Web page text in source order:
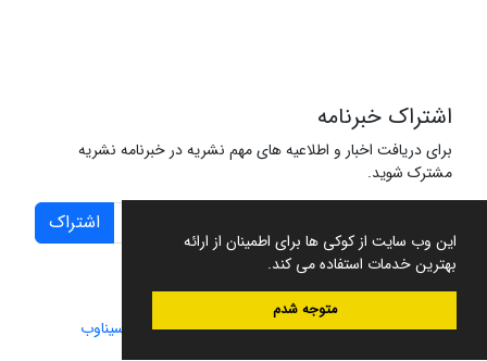
این وب سایت از کوکی ها برای اطمینان از ارائه
بهترین خدمات استفاده می کند.
متوجه شدم
اشتراک خبرنامه
برای دریافت اخبار و اطلاعیه های مهم نشریه در خبرنامه نشریه
مشترک شوید.
اشتراک
سامانه مدیریت نشریات علمی.طراحی و پیاده سازی از سیناوب